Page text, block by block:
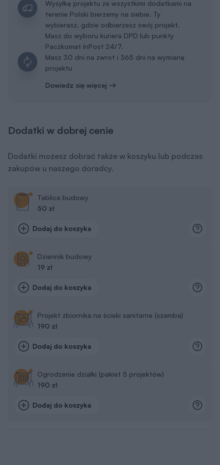
Wysyłkę projektu ze wszystkimi dodatkami na
terenie Polski bierzemy na siebie. Ty
wybierasz, gdzie odbierzesz swój projekt.
Masz do wyboru kuriera DPD lub punkty
Paczkomat InPost 24/7.
Masz 30 dni na zwrot i 365 dni na wymianę
projektu
Dowiedz się więcej
Dodatki w dobrej cenie
Dodatki możesz dobrać także w koszyku lub podczas
zakupów u naszego doradcy.
Tablica budowy
50 zł
Dodaj do koszyka
Dziennik budowy
19 zł
Dodaj do koszyka
Projekt zbiornika na ścieki sanitarne (szamba)
190 zł
Dodaj do koszyka
Ogrodzenie działki (pakiet 5 projektów)
190 zł
Dodaj do koszyka